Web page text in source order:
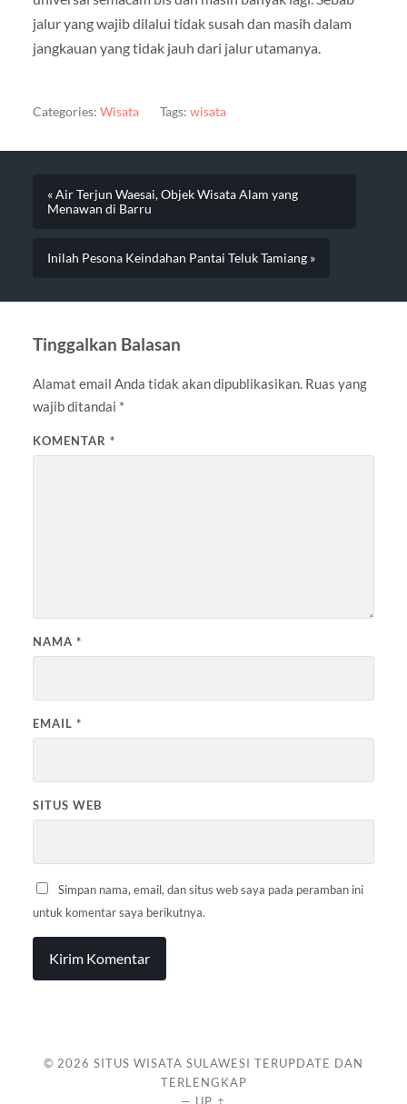
jalur yang wajib dilalui tidak susah dan masih dalam
jangkauan yang tidak jauh dari jalur utamanya.
Categories: Wisata Tags: wisata
« Air Terjun Waesai, Objek Wisata Alam yang
Menawan di Barru
Inilah Pesona Keindahan Pantai Teluk Tamiang »
Tinggalkan Balasan
Alamat email Anda tidak akan dipublikasikan. Ruas yang
wajib ditandai *
KOMENTAR *
NAMA *
EMAIL *
SITUS WEB
Simpan nama, email, dan situs web saya pada peramban ini
untuk komentar saya berikutnya.
© 2026 SITUS WISATA SULAWESI TERUPDATE DAN
TERLENGKAP